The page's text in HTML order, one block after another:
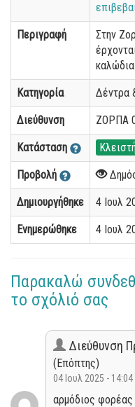
Περιγραφή
Στην
Κατηγορία Δέντρα
Διεύθυνση ΖΟΡΠΑ
Κατάσταση Κλειστή
Προβολή
Δημιουργήθηκε 4 Ιουλ
Ενημερώθηκε 4 Ιουλ
Παρακαλώ
το σχόλιό σας
Διεύθυνση
(Επόπτης)
04 Ιουλ 2025 - 14:04
αρμόδιος